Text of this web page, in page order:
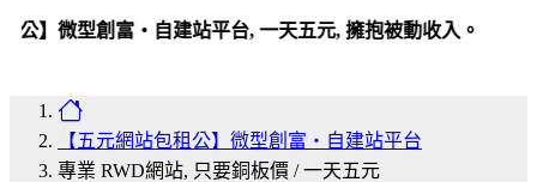
富・自建站平台, 一天五元, 擁抱被動收入。
【五元網站包租公】微型創富・自建站平台
專業 RWD網站, 只要銅板價 / 一天五元